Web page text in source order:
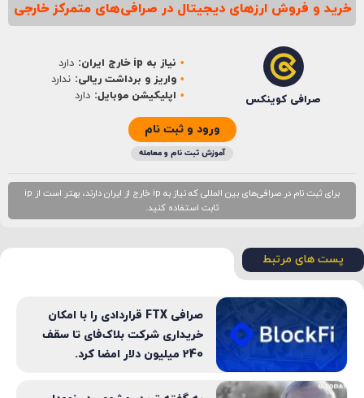
نام*
خرید و فروش ارزهای دیجیتال در صرافی‌های متمرکز خارجی
صرافی کوینکس
نیاز به ip خارج ایران:
دارد
واریز و برداشت ریالی: ندارد
اپلیکیشن موبایل: دارد
ورود و ثبت نام
آموزش ثبت نام و معامله
برای ثبت نام در صرافی‌های بین المللی که نیاز به ip خارج از ایران دارند، بهتر است از ip
ثابت استفاده کنید.
پست های مرتبط
صرافی FTX قراردادی را با امکان
خریداری شرکت بلاک‌فای تا سقف
240 میلیون دلار امضا کرد.